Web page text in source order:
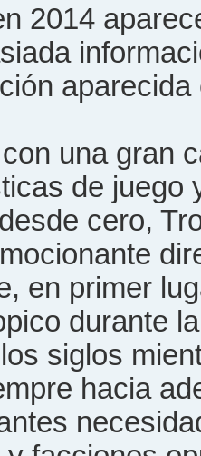
2014
una gran
de juego
cero,
en primer
durante
siglos
hacia